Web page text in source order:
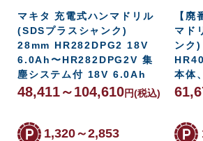
マキタ 充電式ハンマドリル
(SDSプラスシャンク)
28mm HR282DPG2 18V
6.0Ah〜HR282DPG2V 集
塵システム付 18V 6.0Ah
48,411～104,610円(税込)
1,320～2,853
【
マド
ンク
本体